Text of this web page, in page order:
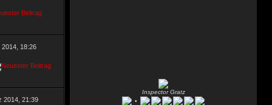
2014, 18:26
2014, 21:39
Inspector Gratz
•